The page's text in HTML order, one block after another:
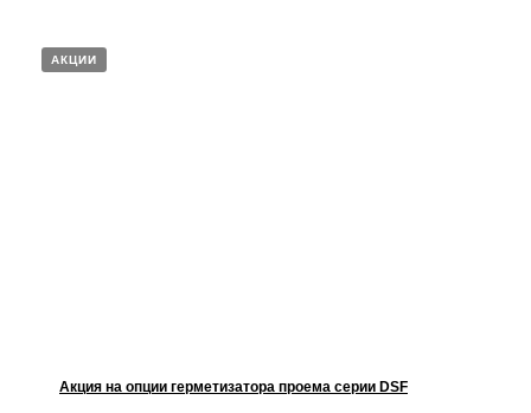
АКЦИИ
Акция на опции герметизатора проема серии DSF